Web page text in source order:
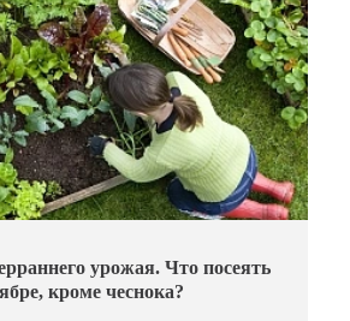
урожая. Что посеять
кроме чеснока?